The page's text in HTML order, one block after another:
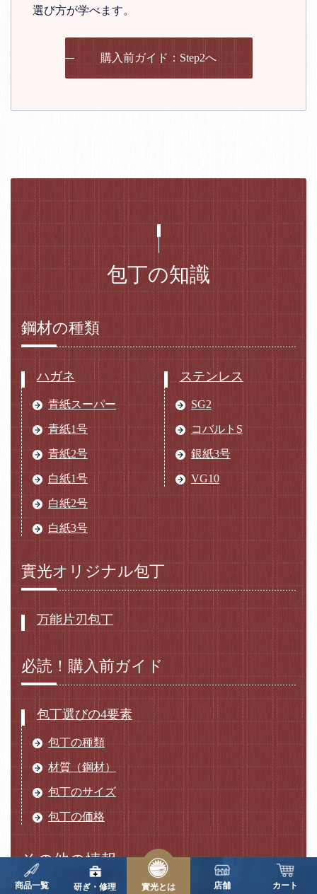
選び方が学べます。
購入前ガイド：Step2へ
包丁の知識
鋼材の種類
ハガネ
青紙スーパー
青紙1号
青紙2号
白紙1号
白紙2号
白紙3号
ステンレス
SG2
コバルトS
銀紙3号
VG10
實光オリジナル包丁
万能片刃包丁
必読！購入前ガイド
包丁選びの4要素
包丁の種類
材質（鋼材）
包丁のサイズ
包丁の価格
その他の情報
商品一覧 研ぎ・修理 實光とは 店舗 カート